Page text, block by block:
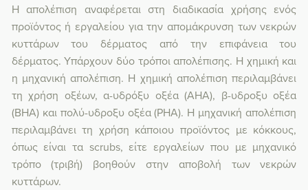
Η απολέπιση αναφέρεται στη διαδικασία χρήσης ενός
προϊόντος ή εργαλείου για την απομάκρυνση των νεκρών
κυττάρων του δέρματος από την επιφάνεια του
δέρματος. Υπάρχουν δύο τρόποι απολέπισης. Η χημική και
η μηχανική απολέπιση. Η χημική απολέπιση περιλαμβάνει
τη χρήση οξέων, α-υδρόξυ οξέα (AHA), β-υδροξυ οξέα
(BHA) και πολύ-υδροξυ οξέα (PHA). Η μηχανική απολέπιση
περιλαμβάνει τη χρήση κάποιου προϊόντος με κόκκους,
όπως είναι τα scrubs, είτε εργαλείων που με μηχανικό
τρόπο (τριβή) βοηθούν στην αποβολή των νεκρών
κυττάρων.